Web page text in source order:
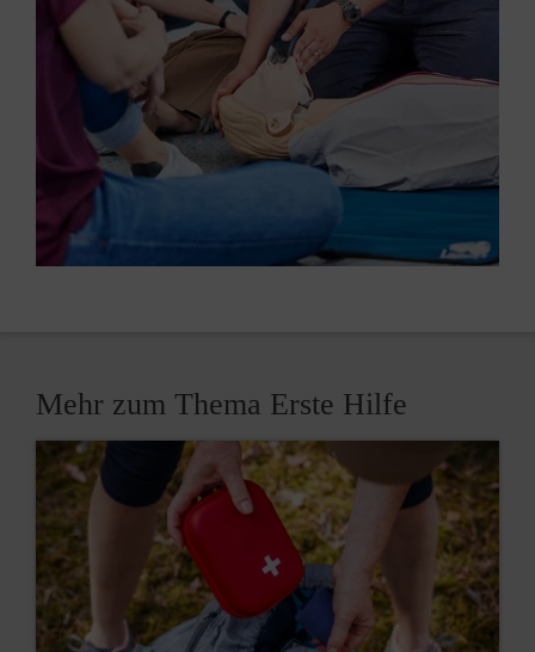
Mehr zum Thema Erste Hilfe